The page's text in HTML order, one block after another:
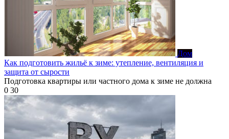
Дом
Как подготовить жильё к зиме: утепление, вентиляция и
защита от сырости
Подготовка квартиры или частного дома к зиме не должна
0 30